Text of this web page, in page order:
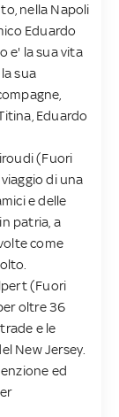
nella Napoli
Eduardo
e' la sua vita
sua
Eduardo
(Fuori
di una
e delle
patria, a
come
(Fuori
oltre 36
e le
New Jersey.
ed